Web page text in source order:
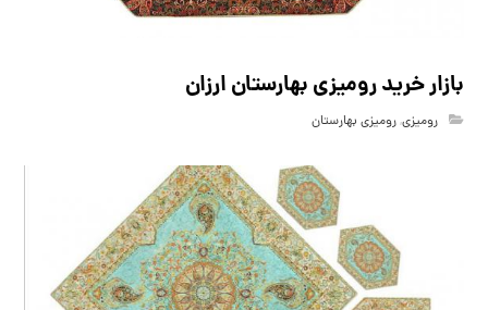
بازار خرید رومیزی بهارستان ارزان
رومیزی,رومیزی بهارستان